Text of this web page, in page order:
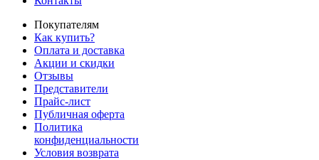
Покупателям
Как купить?
Оплата и доставка
Акции и скидки
Отзывы
Представители
Прайс-лист
Публичная оферта
Политика
конфиденциальности
Условия возврата